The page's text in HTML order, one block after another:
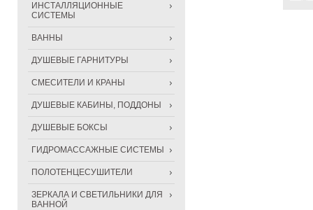
ИНСТАЛЛЯЦИОННЫЕ
СИСТЕМЫ
ВАННЫ
ДУШЕВЫЕ ГАРНИТУРЫ
СМЕСИТЕЛИ И КРАНЫ
ДУШЕВЫЕ КАБИНЫ, ПОДДОНЫ
ДУШЕВЫЕ БОКСЫ
ГИДРОМАССАЖНЫЕ СИСТЕМЫ
ПОЛОТЕНЦЕСУШИТЕЛИ
ЗЕРКАЛА И СВЕТИЛЬНИКИ ДЛЯ
ВАННОЙ